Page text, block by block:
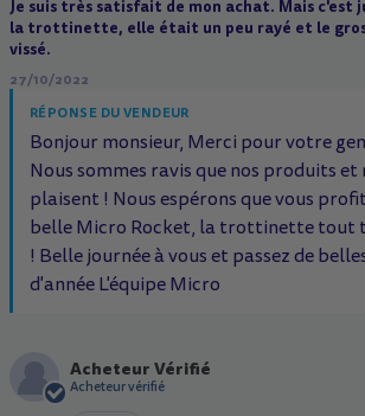
Je suis très satisfait de mon achat. Mais c'est
la trottinette, elle était un peu rayé et le
vissé.
27/10/2022
RÉPONSE DU VENDEUR
Bonjour monsieur, Merci pour votre
Nous sommes ravis que nos produits et
plaisent ! Nous espérons que vous
belle Micro Rocket, la trottinette tout
! Belle journée à vous et passez de
d'année L'équipe Micro
A
Acheteur Vérifié
Acheteur vérifié